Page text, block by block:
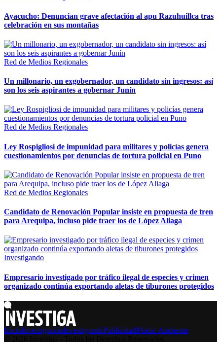
Ayacucho: Denuncian grave afectación al apu Razuhuillca tras
celebración en sus montañas
Red de Medios Regionales
Un millonario, un exgobernador, un candidato sin ingresos: así
son los seis aspirantes a gobernar Junín
Red de Medios Regionales
Ley Rospigliosi de impunidad para militares y policías genera
cuestionamientos por denuncias de tortura policial en Puno
Red de Medios Regionales
Candidato de Renovación Popular insiste en propuesta de tren
para Arequipa, incluso pide traer los de López Aliaga
Investigando
Empresario investigado por tráfico ilegal de especies y crimen
organizado continúa exportando aletas de tiburones protegidos
InicioInvestigaciónInvestigandoPublicidadMedio Ambiente